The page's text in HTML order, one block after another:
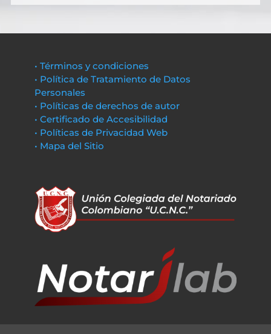
• Términos y condiciones
• Política de Tratamiento de Datos
Personales
• Políticas de derechos de autor
• Certificado de Accesibilidad
• Políticas de Privacidad Web
• Mapa del Sitio